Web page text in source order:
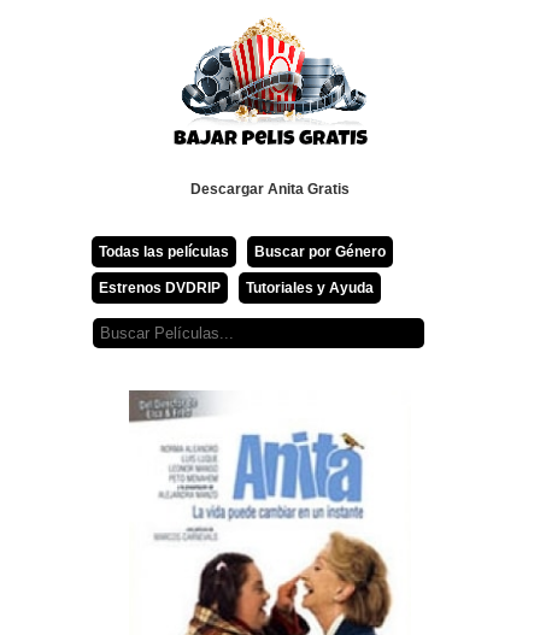
Descargar Anita Gratis
Todas las películas Buscar por Género
Estrenos DVDRIP Tutoriales y Ayuda